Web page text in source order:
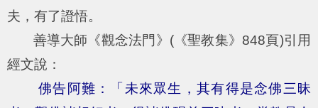
夫，有了證悟。
善導大師《觀念法門》(《聖教集》848頁)引用
經文說：
佛告阿難：「未來眾生，其有得是念佛三昧